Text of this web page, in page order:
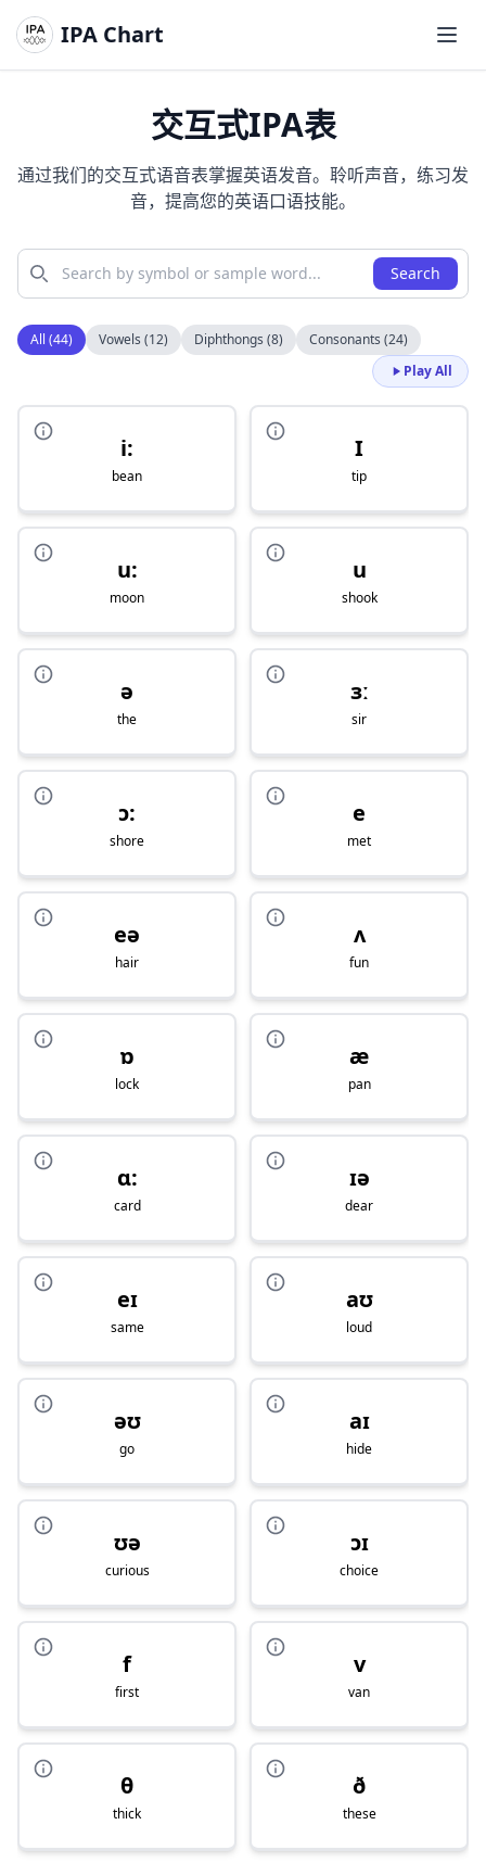
IPA Chart 打开
交互式IPA表
通过我们的交互式语音表掌握英语发音。聆听声音，练习发
音，提高您的英语口语技能。
Search
All (44) Vowels (12) Diphthongs (8) Consonants (24)
Play All
i:
bean
I
tip
u:
moon
u
shook
ə
the
ɜː
sir
ɔ:
shore
e
met
eə
hair
ʌ
fun
ɒ
lock
æ
pan
ɑ:
card
ɪə
dear
eɪ
same
aʊ
loud
əʊ
go
aɪ
hide
ʊə
curious
ɔɪ
choice
f
first
v
van
θ
thick
ð
these